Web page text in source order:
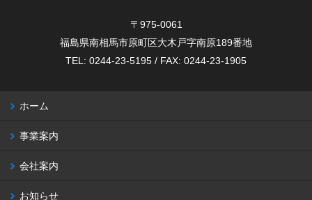
〒975-0061
福島県南相馬市原町区大木戸字南原189番地
TEL: 0244-23-5195 / FAX: 0244-23-1905
ホーム
事業案内
会社案内
お知らせ